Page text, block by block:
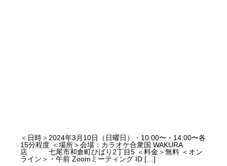
＜日時＞2024年3月10日（日曜日）・10:00〜・14:00〜各
15分程度 ＜場所＞会場：カラオケ合衆国 WAKURA
店 七尾市和倉町ひばり2丁目5 ＜料金＞無料 ＜オン
ライン＞・午前 Zoomミーティング ID […]